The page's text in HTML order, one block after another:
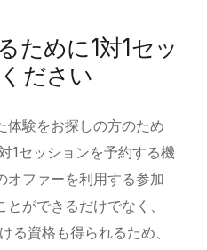
ために1対1セッ
ださい
体験をお探しの方のため
1セッションを予約する機
オファーを利用する参加
ができるだけでなく、
資格も得られるため、